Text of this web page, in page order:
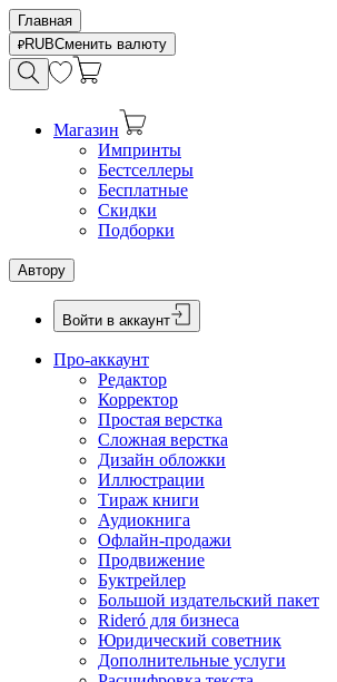
Главная
RUBСменить валюту
Магазин
Импринты
Бестселлеры
Бесплатные
Скидки
Подборки
Автору
Войти в аккаунт
Про-аккаунт
Редактор
Корректор
Простая верстка
Сложная верстка
Дизайн обложки
Иллюстрации
Тираж книги
Аудиокнига
Офлайн-продажи
Продвижение
Буктрейлер
Большой издательский пакет
Rideró для бизнеса
Юридический советник
Дополнительные услуги